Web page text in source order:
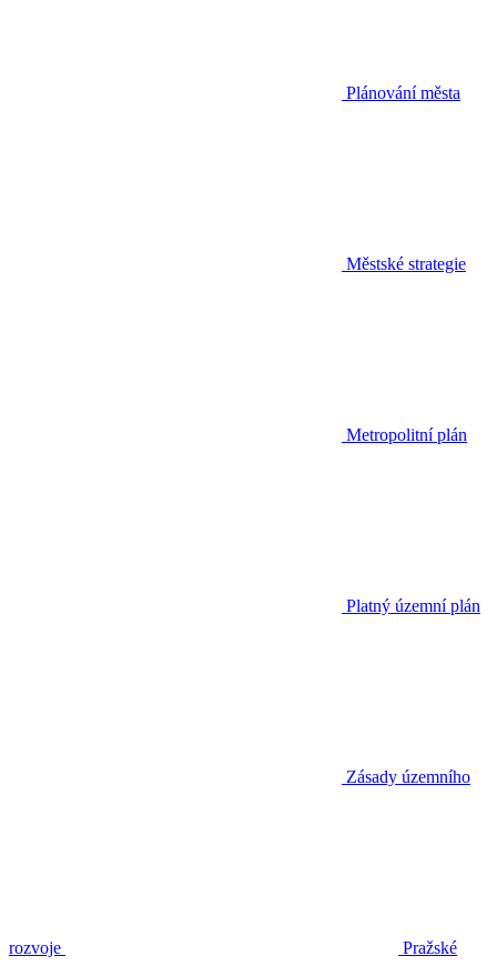
Plánování města
Městské strategie
Metropolitní plán
Platný územní plán
Zásady územního
rozvoje Pražské